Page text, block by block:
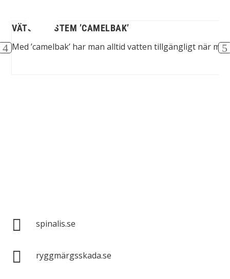
VÄTSKESYSTEM ’CAMELBAK’
Med ’camelbak’ har man alltid vatten tillgängligt när
 spinalis.se
 ryggmärgsskada.se